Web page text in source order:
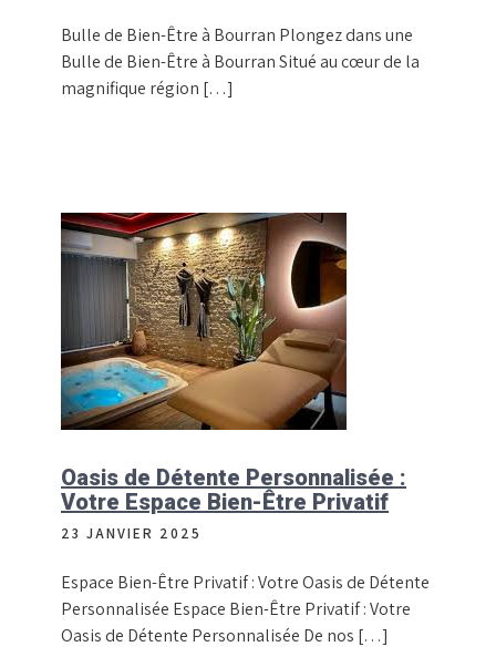
Bulle de Bien-Être à Bourran Plongez dans une
Bulle de Bien-Être à Bourran Situé au cœur de la
magnifique région […]
Oasis de Détente Personnalisée :
Votre Espace Bien-Être Privatif
23 JANVIER 2025
Espace Bien-Être Privatif : Votre Oasis de Détente
Personnalisée Espace Bien-Être Privatif : Votre
Oasis de Détente Personnalisée De nos […]